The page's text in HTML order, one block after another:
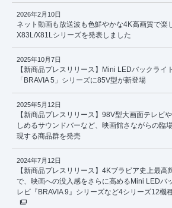
2026年2月10日
ネット動画も放送波も色鮮やかな4K高画質で楽
X83L/X81Lシリーズを発表しました
2025年10月7日
【新商品プレスリリース】Mini LEDバックライ
「BRAVIA 5」シリーズに85V型が新登場
2025年5月12日
【新商品プレスリリース】98V型大画面テレビ
しめるサウンドバーなど、映画館さながらの臨
現する商品群を発売
2024年7月12日
【新商品プレスリリース】4Kブラビア史上最高
で、映画への没入感をさらに高めるMini LEDバ
レビ『BRAVIA 9』シリーズなど4シリーズ12機